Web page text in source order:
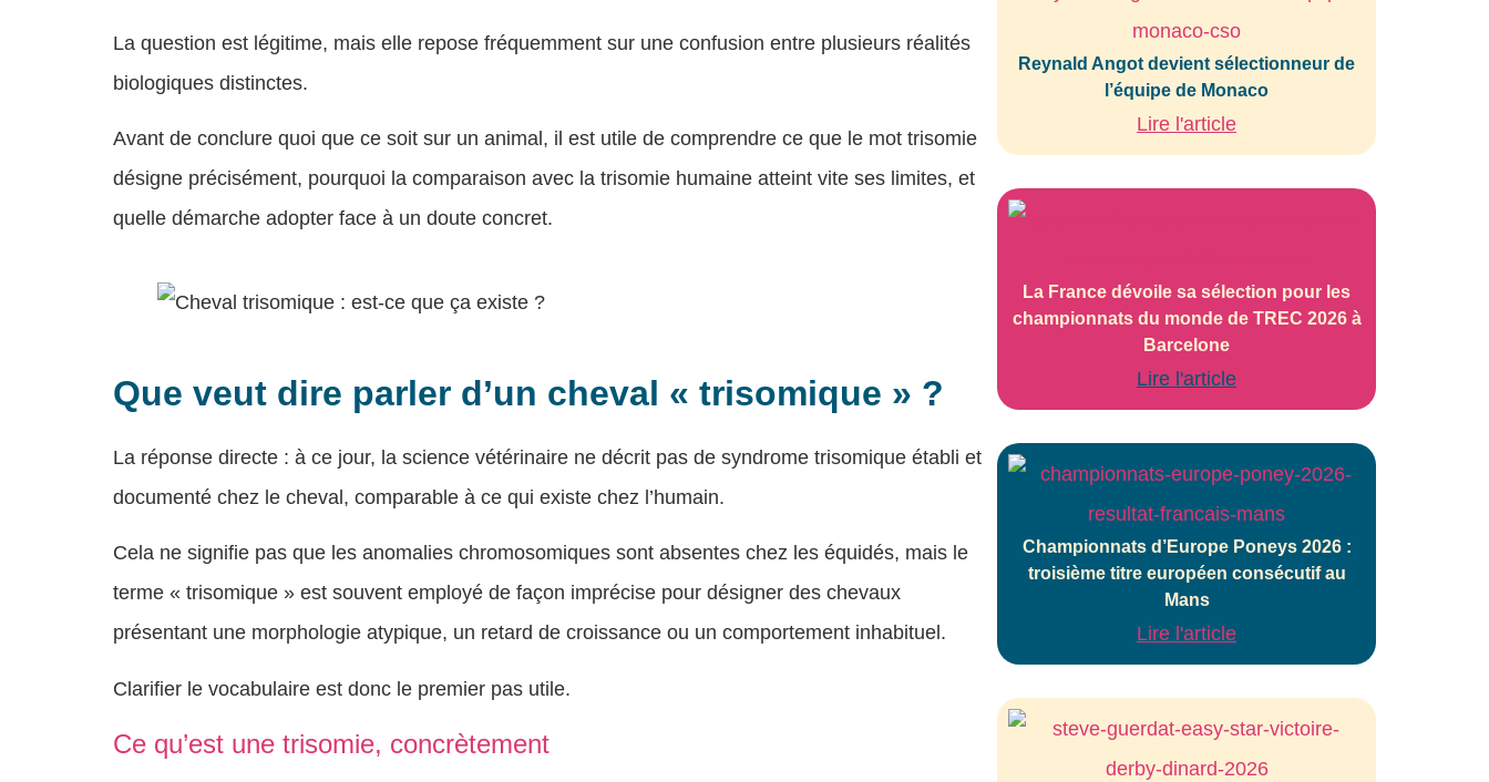
La question est légitime, mais elle repose fréquemment sur une confusion entre plusieurs réalités
biologiques distinctes.
Avant de conclure quoi que ce soit sur un animal, il est utile de comprendre ce que le mot trisomie
désigne précisément, pourquoi la comparaison avec la trisomie humaine atteint vite ses limites, et
quelle démarche adopter face à un doute concret.
Que veut dire parler d’un cheval « trisomique » ?
La réponse directe : à ce jour, la science vétérinaire ne décrit pas de syndrome trisomique établi et
documenté chez le cheval, comparable à ce qui existe chez l’humain.
Cela ne signifie pas que les anomalies chromosomiques sont absentes chez les équidés, mais le
terme « trisomique » est souvent employé de façon imprécise pour désigner des chevaux
présentant une morphologie atypique, un retard de croissance ou un comportement inhabituel.
Clarifier le vocabulaire est donc le premier pas utile.
Ce qu’est une trisomie, concrètement
Reynald Angot devient sélectionneur de
l’équipe de Monaco
Lire l'article
La France dévoile sa sélection pour les
championnats du monde de TREC 2026 à
Barcelone
Lire l'article
Championnats d’Europe Poneys 2026 :
troisième titre européen consécutif au
Mans
Lire l'article